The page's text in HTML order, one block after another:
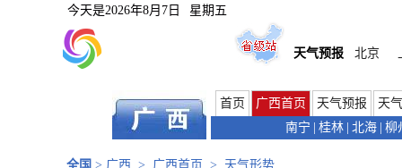
今天是2026年8月7日 星期五
天气预报 北京
首页 广西首页 天气预报
天
南宁
桂林 北海 柳
全国 > 广西 > 广西首页 > 天气形势